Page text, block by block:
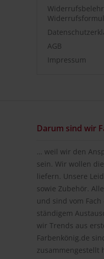
AGB
Impressum
Darum sind wir
… weil wir den
sein. Wir wollen
liefern. Unsere
sowie Zubehör.
und sind vom
ständigem
wir Trends aus
Farbenkönig.de
zusammengestellt